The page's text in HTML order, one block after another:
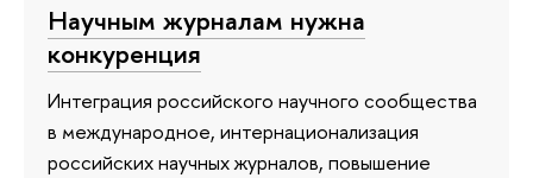
Научным журналам нужна
конкуренция
Интеграция российского научного сообщества
в международное, интернационализация
российских научных журналов, повышение